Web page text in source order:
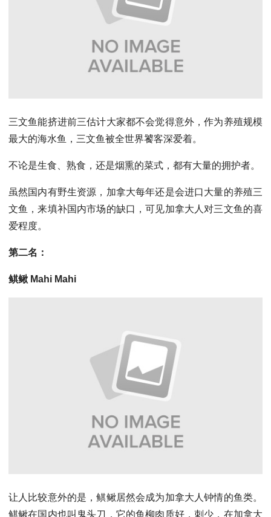
三文鱼能挤进前三估计大家都不会觉得意外，作为养殖规模
最大的海水鱼，三文鱼被全世界饕客深爱着。
不论是生食、熟食，还是烟熏的菜式，都有大量的拥护者。
虽然国内有野生资源，加拿大每年还是会进口大量的养殖三
文鱼，来填补国内市场的缺口，可见加拿大人对三文鱼的喜
爱程度。
第二名：
鲯鳅 Mahi Mahi
让人比较意外的是，鲯鳅居然会成为加拿大人钟情的鱼类。
鲯鳅在国内也叫鬼头刀，它的鱼柳肉质好，刺少，在加拿大